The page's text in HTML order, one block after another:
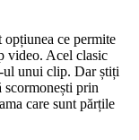
ce permite
video. Acel clasic
ul unui clip. Dar știți
scormonești prin
care sunt părțile